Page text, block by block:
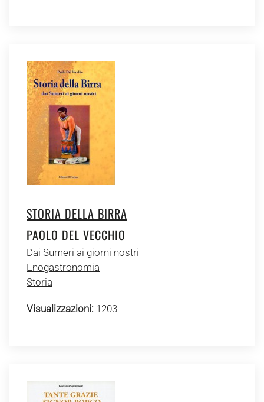
STORIA DELLA BIRRA
PAOLO DEL VECCHIO
Dai Sumeri ai giorni nostri
Enogastronomia
Storia
Visualizzazioni: 1203